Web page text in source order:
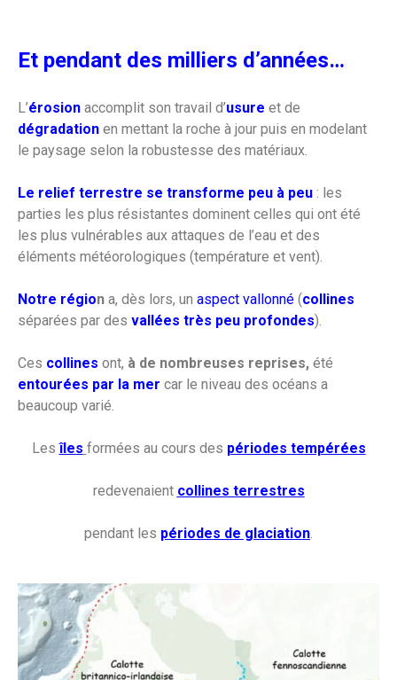
Et pendant des milliers d’années…
L’érosion accomplit son travail d’usure et de
dégradation en mettant la roche à jour puis en modelant
le paysage selon la robustesse des matériaux.
Le relief terrestre se transforme peu à peu : les
parties les plus résistantes dominent celles qui ont été
les plus vulnérables aux attaques de l’eau et des
éléments météorologiques (température et vent).
Notre région a, dès lors, un aspect vallonné (collines
séparées par des vallées très peu profondes).
Ces collines ont, à de nombreuses reprises, été
entourées par la mer car le niveau des océans a
beaucoup varié.
Lesîles formées au cours des périodes tempérées
redevenaient collines terrestres
pendant les périodes de glaciation.